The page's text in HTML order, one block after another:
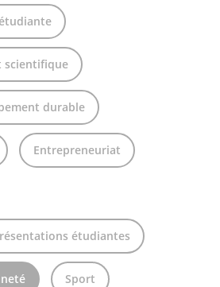
scientifique
durable
Entrepreneuriat
étudiantes
Sport